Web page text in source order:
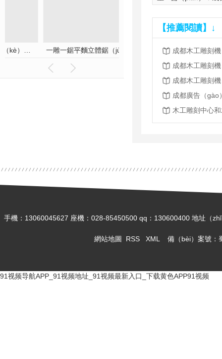
一雕一鋸平麵立體鋸（jù）片多功能雕刻機 雕刻刀PCD金剛石雕刻刀 花
【推薦閱讀】↓
成都木工雕刻機
木工雕刻中心
手機：13060045627 座機：028-85450500 qq：130600400 地址（
網站地圖 RSS XML 備（bèi）案號：
91视频导航APP_91视频地址_91视频最新入口_下载黄色APP91视频